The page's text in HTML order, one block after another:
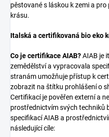
pěstované s láskou k zemi a
krásu.
Italská a certifikovaná bio eko
Co je certifikace AIAB?AIAB je
zemědělství a vypracovala
stranám umožňuje přístup k
zobrazit na štítku prohlášení o
Certifikací je pověřen externí a
prostřednictvím svých techniků
specifikací AIAB a
následující cíle: